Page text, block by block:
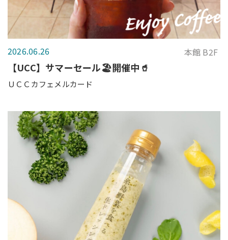
2026.06.26 本館 B2F
【UCC】サマーセール🏖️開催中🥤
ＵＣＣカフェメルカード